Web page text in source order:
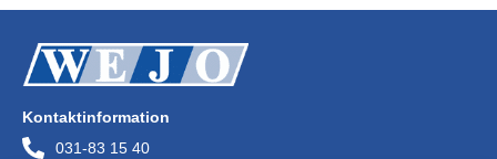
Kontaktinformation
031-83 15 40